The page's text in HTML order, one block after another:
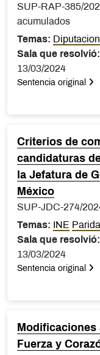
SUP-RAP-385/
acumulados
Temas:
Sala que resolvió:
13/03/2024
Sentencia original
Criterios de
candidaturas
la Jefatura de
México
SUP-JDC-274/
Temas:
INE
Sala que resolvió:
13/03/2024
Sentencia original
Fuerza y